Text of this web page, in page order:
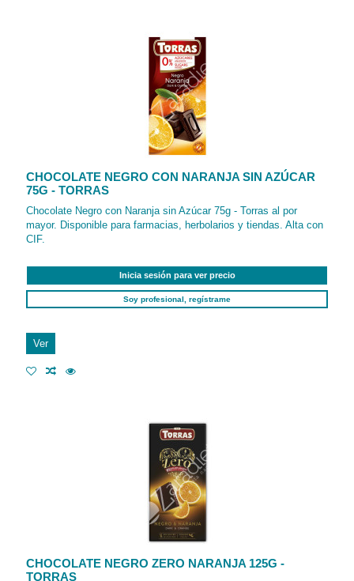
CHOCOLATE NEGRO CON NARANJA SIN AZÚCAR
75G - TORRAS
Chocolate Negro con Naranja sin Azúcar 75g - Torras al por
mayor. Disponible para farmacias, herbolarios y tiendas. Alta con
CIF.
Inicia sesión para ver precio
Soy profesional, regístrame
Ver
CHOCOLATE NEGRO ZERO NARANJA 125G -
TORRAS